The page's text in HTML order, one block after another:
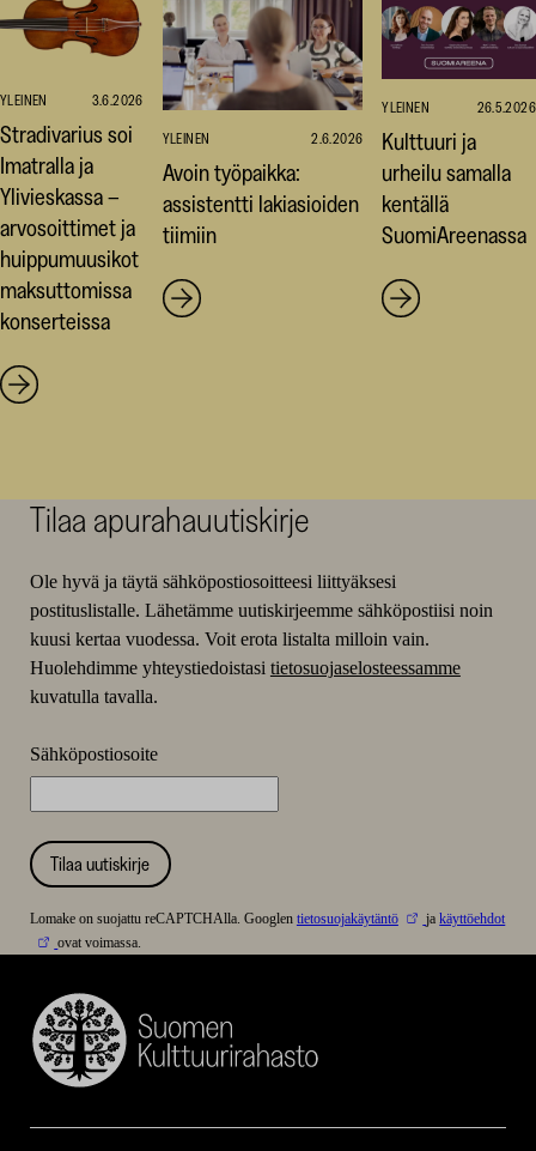
YLEINEN 3.6.2026
Stradivarius soi
Imatralla ja
Ylivieskassa –
arvosoittimet ja
huippumuusikot
maksuttomissa
konserteissa
YLEINEN 2.6.2026
Avoin työpaikka:
assistentti lakiasioiden
tiimiin
YLEINEN 26.5.2026
Kulttuuri ja
urheilu samalla
kentällä
SuomiAreenassa
Tilaa apurahauutiskirje
Ole hyvä ja täytä sähköpostiosoitteesi liittyäksesi
postituslistalle. Lähetämme uutiskirjeemme sähköpostiisi noin
kuusi kertaa vuodessa. Voit erota listalta milloin vain.
Huolehdimme yhteystiedoistasi tietosuojaselosteessamme
kuvatulla tavalla.
Sähköpostiosoite
Tilaa uutiskirje
Lomake on suojattu reCAPTCHAlla. Googlen tietosuojakäytäntö jakäyttöehdot
ovat voimassa.
Suomen
Kulttuurirahasto